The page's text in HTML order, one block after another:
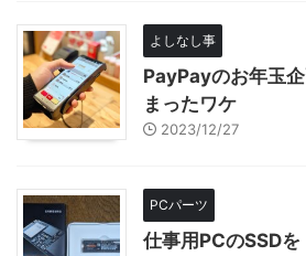
よしなし事
PayPayのお年玉
まったワケ
2023/12/27
PCパーツ
仕事用PCのSSD